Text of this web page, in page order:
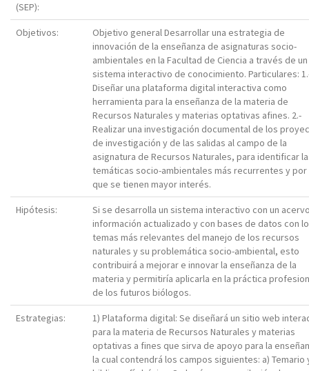
(SEP):
Objetivos:
Objetivo general Desarrollar una estrategia de
innovación de la enseñanza de asignaturas socio-
ambientales en la Facultad de Ciencia a través de un
sistema interactivo de conocimiento. Particulares:
Diseñar una plataforma digital interactiva como
herramienta para la enseñanza de la materia de
Recursos Naturales y materias optativas afines. 2.-
Realizar una investigación documental de los
de investigación y de las salidas al campo de la
asignatura de Recursos Naturales, para identificar
temáticas socio-ambientales más recurrentes y por
que se tienen mayor interés.
Hipótesis:
Si se desarrolla un sistema interactivo con un
información actualizado y con bases de datos con
temas más relevantes del manejo de los recursos
naturales y su problemática socio-ambiental, esto
contribuirá a mejorar e innovar la enseñanza de la
materia y permitiría aplicarla en la práctica
de los futuros biólogos.
Estrategias:
1) Plataforma digital: Se diseñará un sitio web
para la materia de Recursos Naturales y materias
optativas a fines que sirva de apoyo para la
la cual contendrá los campos siguientes: a) Temario